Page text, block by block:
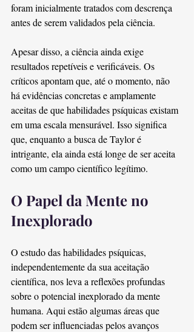
foram inicialmente tratados com descrença
antes de serem validados pela ciência.
Apesar disso, a ciência ainda exige
resultados repetíveis e verificáveis. Os
críticos apontam que, até o momento, não
há evidências concretas e amplamente
aceitas de que habilidades psíquicas existam
em uma escala mensurável. Isso significa
que, enquanto a busca de Taylor é
intrigante, ela ainda está longe de ser aceita
como um campo científico legítimo.
O Papel da Mente no
Inexplorado
O estudo das habilidades psíquicas,
independentemente da sua aceitação
científica, nos leva a reflexões profundas
sobre o potencial inexplorado da mente
humana. Aqui estão algumas áreas que
podem ser influenciadas pelos avanços